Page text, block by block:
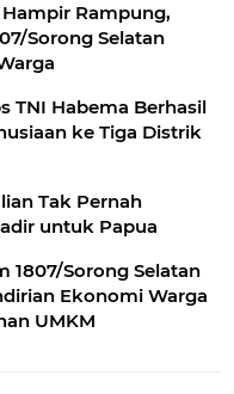
Rampung,
Sorong Selatan
TNI Habema Berhasil
ke Tiga Distrik
Tak Pernah
untuk Papua
1807/Sorong Selatan
Ekonomi Warga
UMKM